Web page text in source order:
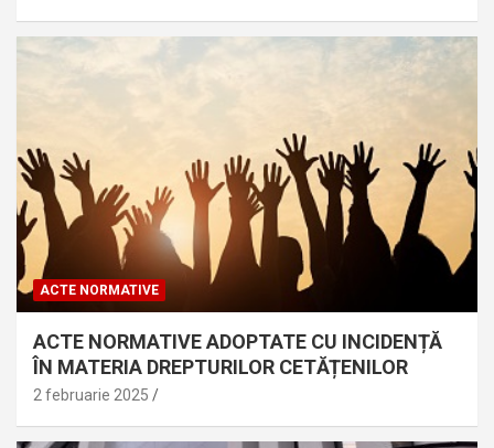
ACTE NORMATIVE
ACTE NORMATIVE ADOPTATE CU INCIDENȚĂ
ÎN MATERIA DREPTURILOR CETĂȚENILOR
2 februarie 2025